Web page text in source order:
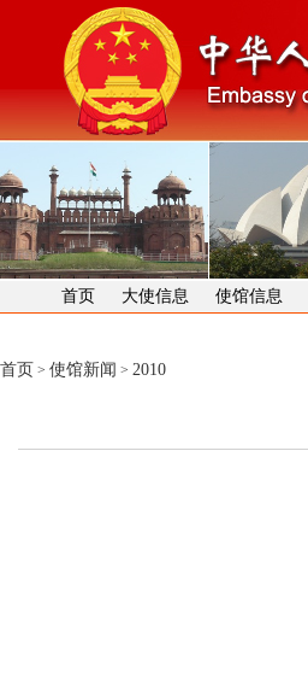
首页 大使信息 使馆信息
首页 > 使馆新闻 > 2010